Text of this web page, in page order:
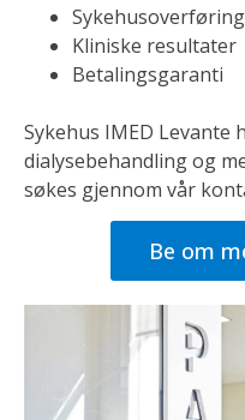
Sykehusoverføring
Kliniske resultater
Betalingsgaranti
Sykehus IMED Levante
dialysebehandling og
søkes gjennom vår
Be om